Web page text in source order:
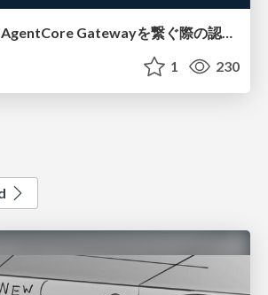
Claude CodeとAgentCore Gatewayを繋ぐ際の認証認可 / Authentication and authorization when connecting Claude Code with AgentCore Gateway
1 230